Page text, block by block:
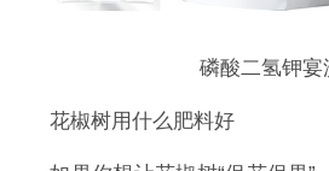
磷酸二氢钾宴
花椒树用什么肥料好